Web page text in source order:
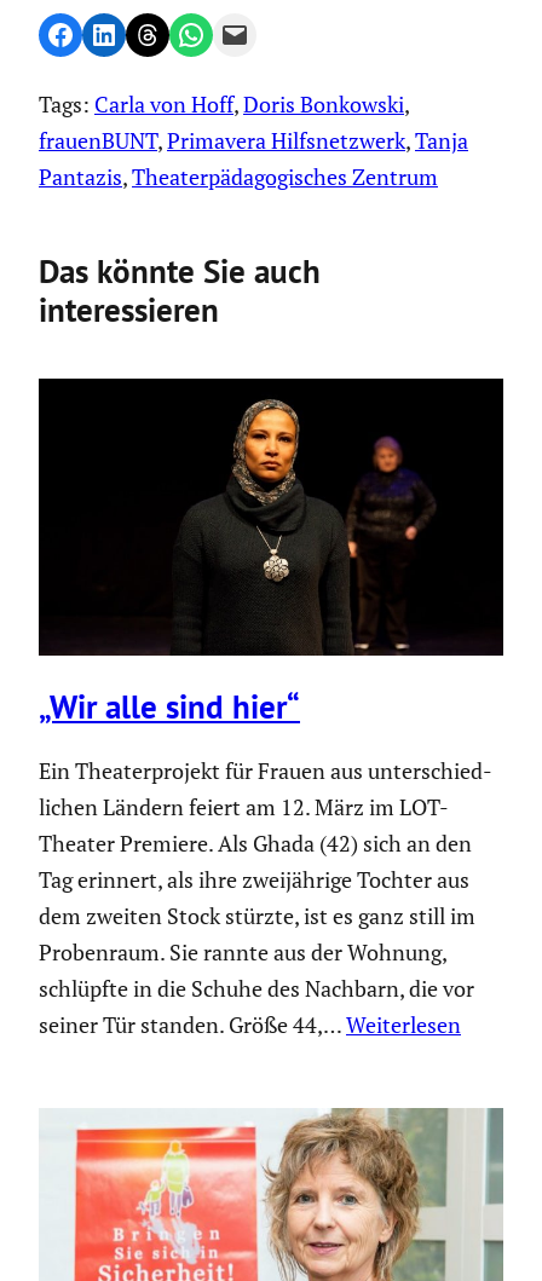
Share on Facebook
Share on LinkedIn
Share on Threads
Share on WhatsApp
Email this Page
Tags: Carla von Hoff, Doris Bonkowski
frauenBUNT, Primavera Hilfsnetzwerk, Tanja
Pantazis, Theaterpädagogisches Zentrum
Das könnte Sie auch
interessieren
„Wir alle sind hier“
Ein Theater­pro­jekt für Frauen aus unter­schied­
li­chen Ländern feiert am 12. März im LOT-
Theater Premiere. Als Ghada (42) sich an den
Tag erinnert, als ihre zweijäh­rige Tochter aus
dem zweiten Stock stürzte, ist es ganz still im
Proben­raum. Sie rannte aus der Wohnung,
schlüpfte in die Schuhe des Nachbarn, die vor
seiner Tür standen. Größe 44,…Weiterlesen